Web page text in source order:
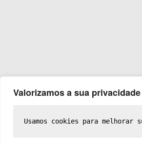
Valorizamos a sua privacidade
Usamos cookies para